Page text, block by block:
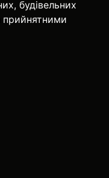
будівельних
прийнятними